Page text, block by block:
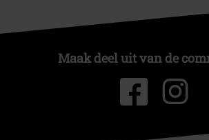
Maak deel uit van de